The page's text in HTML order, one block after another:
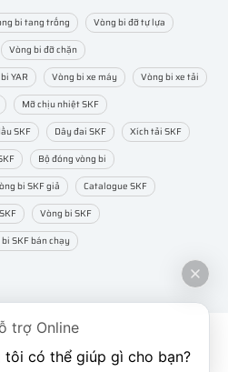
bi tang trống
Vòng bi đỡ tự lựa
Vòng bi đỡ chặn
YAR Vòng bi xe máy
Vòng bi xe tải
Mỡ chịu nhiệt SKF
SKF Dây đai SKF
Xích tải SKF
Bộ đóng vòng bi
bi SKF giả
Catalogue SKF
Vòng bi SKF
SKF bán chạy
. ® All rights reserved - Vui lòng không sao
ý của chúng tôi.
bi bạc đạn SKF chính hãng -SKF
trợ Online
tôi có thể giúp gì cho bạn?